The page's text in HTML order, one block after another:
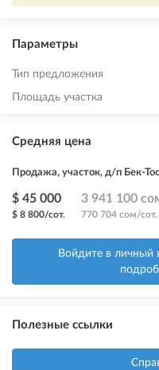
Параметры
Тип предложения
Площадь участка
Средняя цена
Продажа, участок, д/п Бек-
$ 45 000
$ 8 800/сот.
3 941 100
770 704 сом/сот.
Войдите в личный
Полезные ссылки